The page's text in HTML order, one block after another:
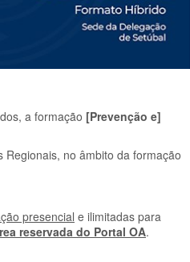
a formação [Prevenção e]
no âmbito da formação
presencial e ilimitadas para
reservada do Portal OA.